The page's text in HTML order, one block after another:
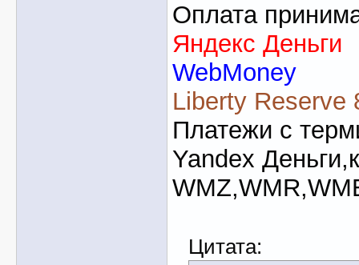
Оплата
Яндекс Деньги
WebMoney
Liberty Reserve
Платежи с
Yandex
Цитата: